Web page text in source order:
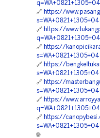
🔗 https://
🔗 https://
🔗 https://
🔗 https://
🔗 https://
🔗 https://
🔗 https://
🌐